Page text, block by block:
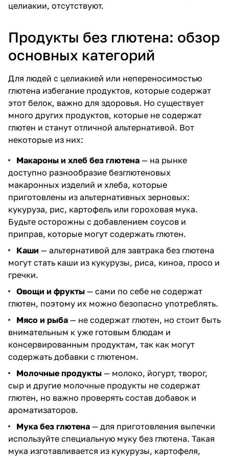
целиакии, отсутствуют.
Продукты без глютена: обзор
основных категорий
Для людей с целиакией или непереносимостью
глютена избегание продуктов, которые содержат
этот белок, важно для здоровья. Но существует
много других продуктов, которые не содержат
глютен и станут отличной альтернативой. Вот
некоторые из них:
Макароны и хлеб без глютена — на рынке
доступно разнообразие безглютеновых
макаронных изделий и хлеба, которые
приготовлены из альтернативных зерновых:
кукуруза, рис, картофель или гороховая мука.
Будьте осторожны с добавлением соусов и
приправ, которые могут содержать глютен.
Каши — альтернативой для завтрака без глютена
могут стать каши из кукурузы, риса, киноа, просо и
гречки.
Овощи и фрукты — сами по себе не содержат
глютен, поэтому их можно безопасно употреблять.
Мясо и рыба — не содержат глютен, но стоит быть
внимательным к уже готовым блюдам и
консервированным продуктам, так как могут
содержать добавки с глютеном.
Молочные продукты — молоко, йогурт, творог,
сыр и другие молочные продукты не содержат
глютен, но важно проверять состав добавок и
ароматизаторов.
Мука без глютена — для приготовления выпечки
используйте специальную муку без глютена. Такая
мука изготавливается из кукурузы, картофеля,